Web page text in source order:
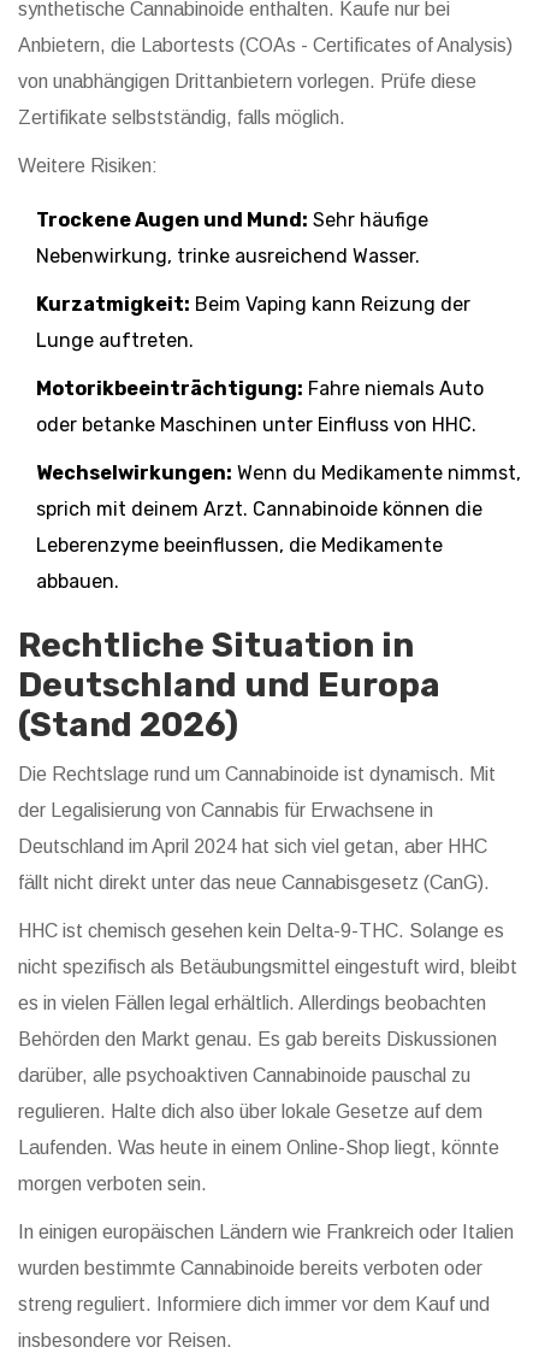
synthetische Cannabinoide enthalten. Kaufe nur bei
Anbietern, die Labortests (COAs - Certificates of Analysis)
von unabhängigen Drittanbietern vorlegen. Prüfe diese
Zertifikate selbstständig, falls möglich.
Weitere Risiken:
Trockene Augen und Mund: Sehr häufige
Nebenwirkung, trinke ausreichend Wasser.
Kurzatmigkeit: Beim Vaping kann Reizung der
Lunge auftreten.
Motorikbeeinträchtigung: Fahre niemals Auto
oder betanke Maschinen unter Einfluss von HHC.
Wechselwirkungen: Wenn du Medikamente nimmst,
sprich mit deinem Arzt. Cannabinoide können die
Leberenzyme beeinflussen, die Medikamente
abbauen.
Rechtliche Situation in
Deutschland und Europa
(Stand 2026)
Die Rechtslage rund um Cannabinoide ist dynamisch. Mit
der Legalisierung von Cannabis für Erwachsene in
Deutschland im April 2024 hat sich viel getan, aber HHC
fällt nicht direkt unter das neue Cannabisgesetz (CanG).
HHC ist chemisch gesehen kein Delta-9-THC. Solange es
nicht spezifisch als Betäubungsmittel eingestuft wird, bleibt
es in vielen Fällen legal erhältlich. Allerdings beobachten
Behörden den Markt genau. Es gab bereits Diskussionen
darüber, alle psychoaktiven Cannabinoide pauschal zu
regulieren. Halte dich also über lokale Gesetze auf dem
Laufenden. Was heute in einem Online-Shop liegt, könnte
morgen verboten sein.
In einigen europäischen Ländern wie Frankreich oder Italien
wurden bestimmte Cannabinoide bereits verboten oder
streng reguliert. Informiere dich immer vor dem Kauf und
insbesondere vor Reisen.